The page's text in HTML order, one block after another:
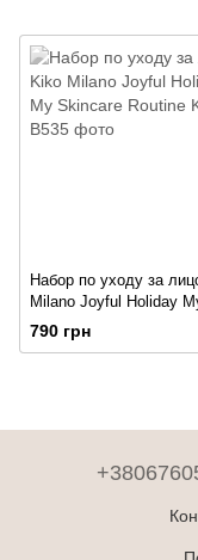
Набор по уходу за
Milano Joyful Holiday
Skincare Routine Kit
790 грн